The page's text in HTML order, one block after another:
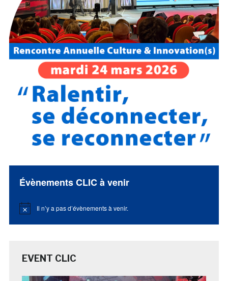
Évènements CLIC à venir
Notice Il n’y a pas d’évènements à venir.
EVENT CLIC